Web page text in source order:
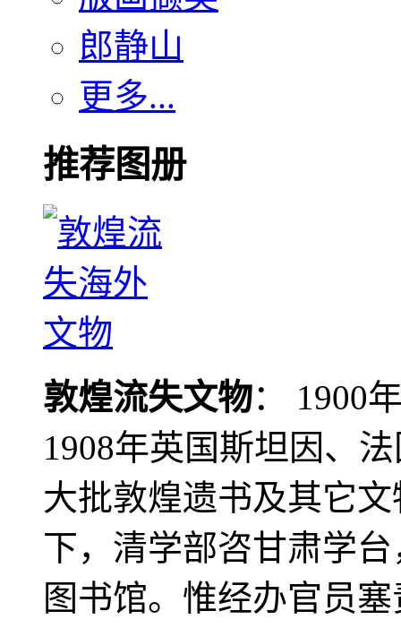
郎静山
更多...
推荐图册
敦煌流失文物： 1900
1908年英国斯坦因、
大批敦煌遗书及其它
下，清学部咨甘肃学
图书馆。惟经办官员